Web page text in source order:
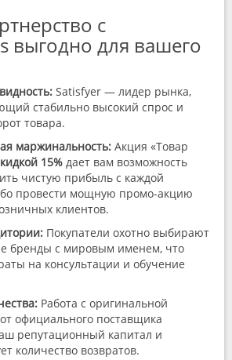
с
выгодно для вашего
Satisfyer — лидер рынка,
стабильно высокий спрос и
товара.
маржинальность: Акция «Товар
15% дает вам возможность
чистую прибыль с каждой
провести мощную промо-акцию
клиентов.
Покупатели охотно выбирают
бренды с мировым именем, что
на консультации и обучение
Работа с оригинальной
официального поставщика
репутационный капитал и
количество возвратов.